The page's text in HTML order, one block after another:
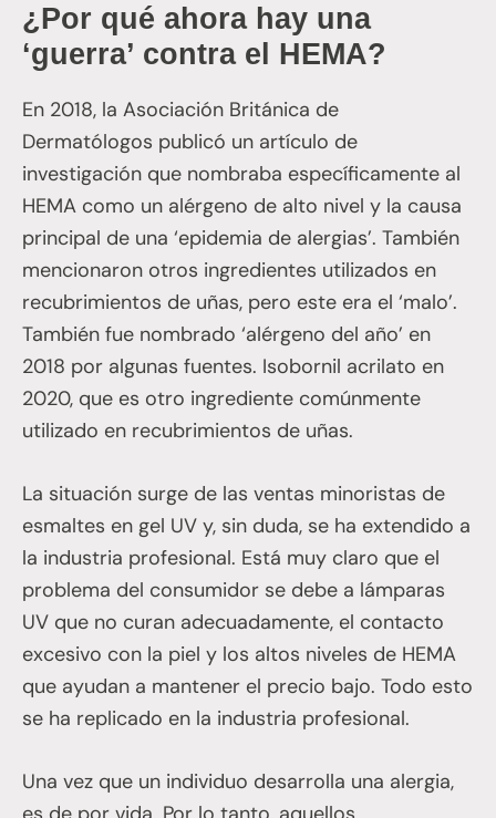
¿Por qué ahora hay una
‘guerra’ contra el HEMA?
En 2018, la Asociación Británica de
Dermatólogos publicó un artículo de
investigación que nombraba específicamente al
HEMA como un alérgeno de alto nivel y la causa
principal de una ‘epidemia de alergias’. También
mencionaron otros ingredientes utilizados en
recubrimientos de uñas, pero este era el ‘malo’.
También fue nombrado ‘alérgeno del año’ en
2018 por algunas fuentes. Isobornil acrilato en
2020, que es otro ingrediente comúnmente
utilizado en recubrimientos de uñas.
La situación surge de las ventas minoristas de
esmaltes en gel UV y, sin duda, se ha extendido a
la industria profesional. Está muy claro que el
problema del consumidor se debe a lámparas
UV que no curan adecuadamente, el contacto
excesivo con la piel y los altos niveles de HEMA
que ayudan a mantener el precio bajo. Todo esto
se ha replicado en la industria profesional.
Una vez que un individuo desarrolla una alergia,